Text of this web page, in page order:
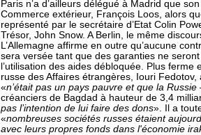
Paris n’a d’ailleurs délégué à Madrid que
Commerce extérieur, François Loos, alors
représenté par le secrétaire d’Etat Colin
Trésor, John Snow. A Berlin, le même
L’Allemagne affirme en outre qu’aucune
sera versée tant que des garanties ne
l’utilisation des aides débloquée. Plus ferme
russe des Affaires étrangères, Iouri Fedotov,
«n’était pas un pays pauvre et que la Russie
créanciers de Bagdad à hauteur de 3,4
pas l’intention de lui faire des dons». Il a
«nombreuses sociétés russes étaient
avec leurs propres fonds dans l'économie